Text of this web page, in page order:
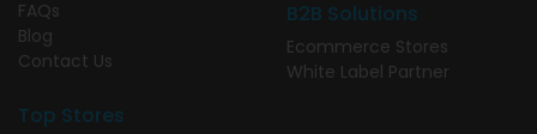
FAQs
Blog
Contact Us
B2B Solutions
Ecommerce Stores
White Label Partner
Top Stores